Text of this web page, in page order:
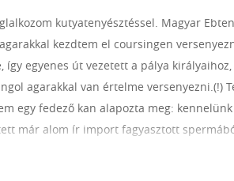
kutyatenyésztéssel. Magyar
kezdtem el coursingen
így egyenes út vezetett a pálya
agarakkal van értelme versenyezni.(!)
egy fedező kan alapozta meg:
már alom ír import fagyasztott
születnek tömegével a kölykök.